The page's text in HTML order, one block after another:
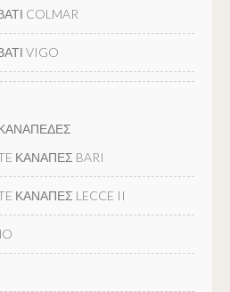
COLMAR
VIGO
ΚΑΝΑΠΕΔΕΣ
ΚΑΝΑΠΕΣ BARI
ΚΑΝΑΠΕΣ LECCE II